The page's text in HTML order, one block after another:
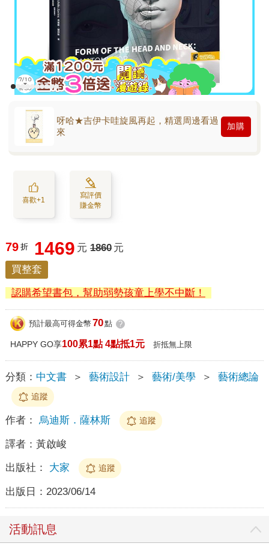
呀哈★吉伊卡哇旋風再起，精選周邊看過
來
加購
喜歡+1
寫評價
賺金幣
79 折 1469 元 1860 元
買整套
認購希望書包，幫助弱勢孩童上學不中斷！
預計最高可得金幣 70點 ?
HAPPY GO享100累1點 4點抵1元 折抵無上限
分類： 中文書 ＞ 藝術設計 ＞ 藝術/美學 ＞ 藝術總論
追蹤
作者： 烏迪斯．薩林斯 追蹤
譯者： 黃啟峻
出版社： 大家 追蹤
出版日： 2023/06/14
活動訊息